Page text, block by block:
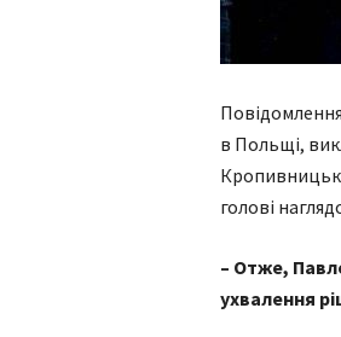
в Польщі,
голові
– Отже,
ухвалення